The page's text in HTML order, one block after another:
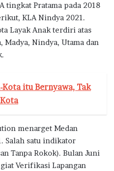
Pratama pada 2018
KLA Nindya 2021.
Layak Anak terdiri atas
Nindya, Utama dan
itu Bernyawa, Tak
menarget Medan
Salah satu indikator
Tanpa Rokok). Bulan Juni
Verifikasi Lapangan